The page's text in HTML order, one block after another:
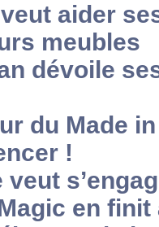
aider
meubles
dévoile
du Made
!
veut
en